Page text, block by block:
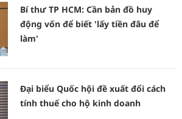
Bí thư TP HCM: Cần bản đồ huy
động vốn để biết 'lấy tiền đâu để
làm'
Đại biểu Quốc hội đề xuất đổi cách
tính thuế cho hộ kinh doanh